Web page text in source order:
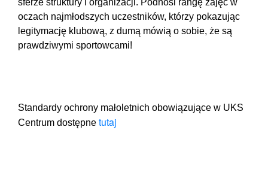
sferze struktury i organizacji. Podnosi rangę zajęć w
oczach najmłodszych uczestników, którzy pokazując
legitymację klubową, z dumą mówią o sobie, że są
prawdziwymi sportowcami!
Standardy ochrony małoletnich obowiązujące w UKS
Centrum dostępne tutaj